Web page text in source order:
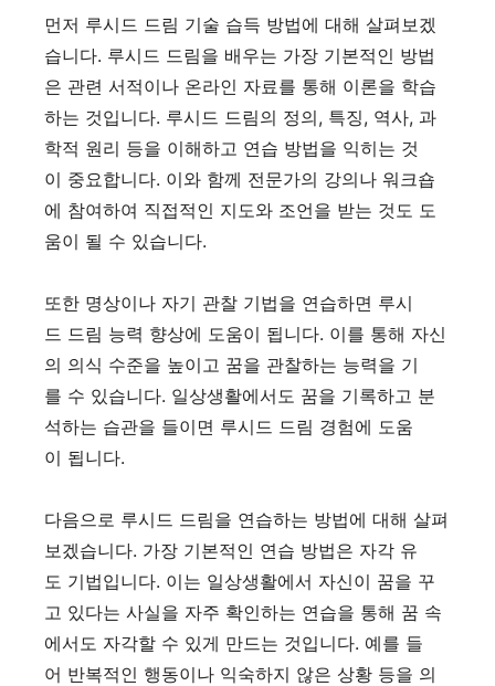
먼저 루시드 드림 기술 습득 방법에 대해 살펴보겠
습니다. 루시드 드림을 배우는 가장 기본적인 방법
은 관련 서적이나 온라인 자료를 통해 이론을 학습
하는 것입니다. 루시드 드림의 정의, 특징, 역사, 과
학적 원리 등을 이해하고 연습 방법을 익히는 것
이 중요합니다. 이와 함께 전문가의 강의나 워크숍
에 참여하여 직접적인 지도와 조언을 받는 것도 도
움이 될 수 있습니다.
또한 명상이나 자기 관찰 기법을 연습하면 루시
드 드림 능력 향상에 도움이 됩니다. 이를 통해 자신
의 의식 수준을 높이고 꿈을 관찰하는 능력을 기
를 수 있습니다. 일상생활에서도 꿈을 기록하고 분
석하는 습관을 들이면 루시드 드림 경험에 도움
이 됩니다.
다음으로 루시드 드림을 연습하는 방법에 대해 살펴
보겠습니다. 가장 기본적인 연습 방법은 자각 유
도 기법입니다. 이는 일상생활에서 자신이 꿈을 꾸
고 있다는 사실을 자주 확인하는 연습을 통해 꿈 속
에서도 자각할 수 있게 만드는 것입니다. 예를 들
어 반복적인 행동이나 익숙하지 않은 상황 등을 의